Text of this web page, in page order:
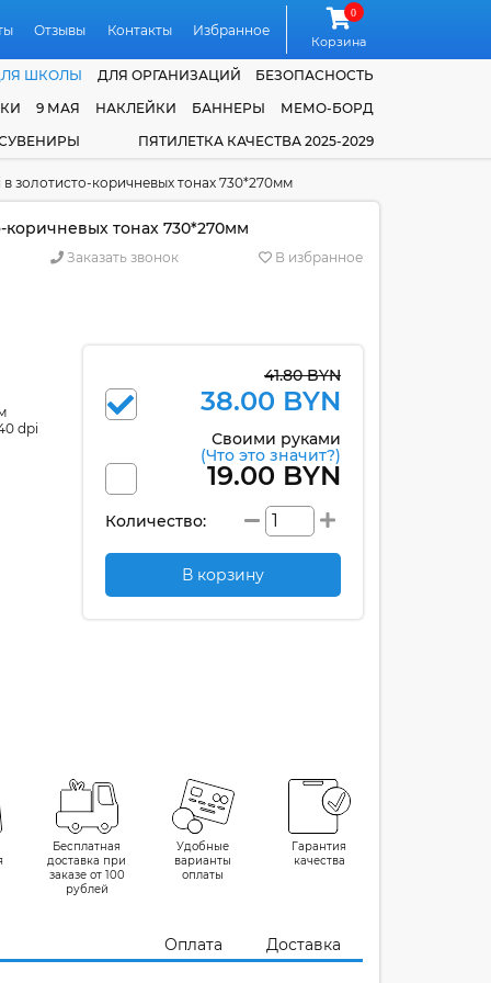
Отзывы Контакты Избранное
0
Корзина
ШКОЛЫ ДЛЯ ОРГАНИЗАЦИЙ
БЕЗОПАСНОСТЬ
9 МАЯ НАКЛЕЙКИ БАННЕРЫ
МЕМО-БОРД
ПЯТИЛЕТКА КАЧЕСТВА 2025-2029
золотисто-коричневых тонах 730*270мм
тонах 730*270мм
Заказать звонок В избранное
dpi
41.80 BYN
38.00 BYN
Своими руками
(Что это значит?)
19.00 BYN
Количество:
В корзину
Бесплатная
доставка при
заказе от 100
рублей
Удобные
варианты
оплаты
Гарантия
качества
Оплата Доставка